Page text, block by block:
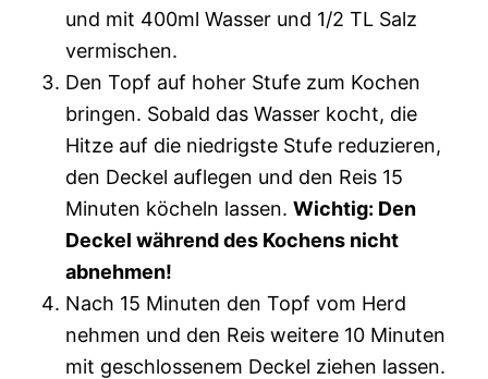
und mit 400ml Wasser und 1/2 TL Salz
vermischen.
Den Topf auf hoher Stufe zum Kochen
bringen. Sobald das Wasser kocht, die
Hitze auf die niedrigste Stufe reduzieren,
den Deckel auflegen und den Reis 15
Minuten köcheln lassen. Wichtig: Den
Deckel während des Kochens nicht
abnehmen!
Nach 15 Minuten den Topf vom Herd
nehmen und den Reis weitere 10 Minuten
mit geschlossenem Deckel ziehen lassen.